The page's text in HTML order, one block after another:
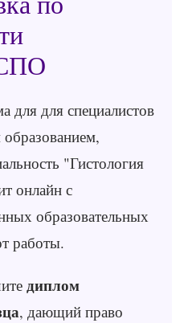
для для специалистов
"Гистология
онлайн с
образовательных
работы.
диплом
, дающий право